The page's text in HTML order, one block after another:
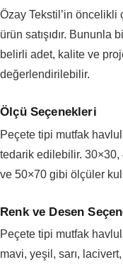
Özay Tekstil’in öncelikli
ürün satışıdır. Bununla
belirli adet, kalite ve
değerlendirilebilir.
Ölçü Seçenekleri
Peçete tipi mutfak
tedarik edilebilir.
ve 50×70 gibi ölçüler
Renk ve Desen
Peçete tipi mutfak
mavi, yeşil, sarı,